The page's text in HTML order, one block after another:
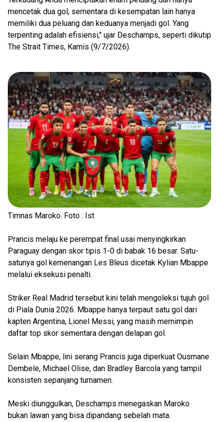
mencetak dua gol, sementara di kesempatan lain hanya
memiliki dua peluang dan keduanya menjadi gol. Yang
terpenting adalah efisiensi," ujar Deschamps, seperti dikutip
The Strait Times, Kamis (9/7/2026).
Timnas Maroko. Foto : Ist
Prancis melaju ke perempat final usai menyingkirkan
Paraguay dengan skor tipis 1-0 di babak 16 besar. Satu-
satunya gol kemenangan Les Bleus dicetak Kylian Mbappe
melalui eksekusi penalti.
Striker Real Madrid tersebut kini telah mengoleksi tujuh gol
di Piala Dunia 2026. Mbappe hanya terpaut satu gol dari
kapten Argentina, Lionel Messi, yang masih memimpin
daftar top skor sementara dengan delapan gol.
Selain Mbappe, lini serang Prancis juga diperkuat Ousmane
Dembele, Michael Olise, dan Bradley Barcola yang tampil
konsisten sepanjang turnamen.
Meski diunggulkan, Deschamps menegaskan Maroko
bukan lawan yang bisa dipandang sebelah mata.